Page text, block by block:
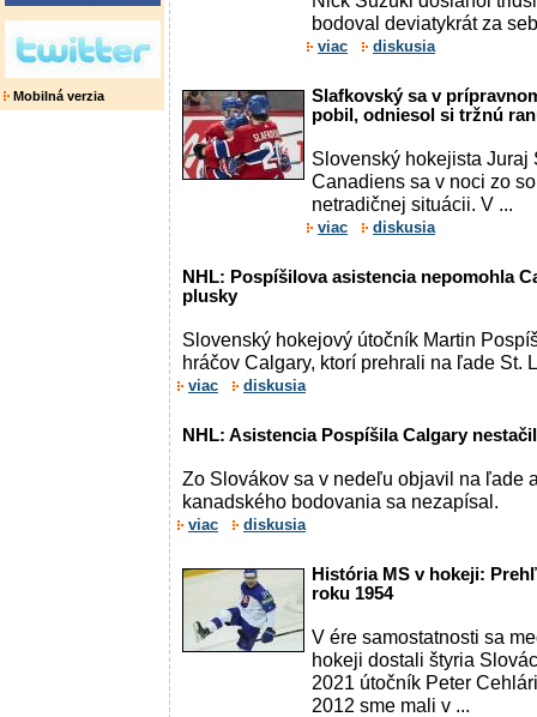
Mobilná verzia
bodoval deviatykrát za
viac diskusia
Slafkovský sa v
pobil, odniesol si tržnú
Slovenský hokejista Juraj
Canadiens sa v noci zo
netradičnej situácii. V ...
viac diskusia
NHL: Pospíšilova asistencia nepomohla
plusky
Slovenský hokejový útočník Martin
hráčov Calgary, ktorí prehrali na ľade St.
viac diskusia
NHL: Asistencia Pospíšila Calgary
Zo Slovákov sa v nedeľu objavil na ľade
kanadského bodovania sa nezapísal.
viac diskusia
História MS v hokeji:
roku 1954
V ére samostatnosti sa
hokeji dostali štyria
2021 útočník Peter
2012 sme mali v ...